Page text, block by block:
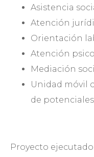
Asistencia
Atención
Orientación
Atención
Mediación
Unidad móvil
de
Proyecto